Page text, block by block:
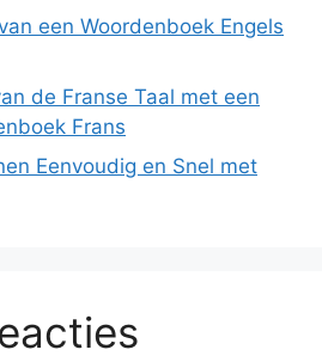
een Woordenboek Engels
de Franse Taal met een
Frans
Eenvoudig en Snel met